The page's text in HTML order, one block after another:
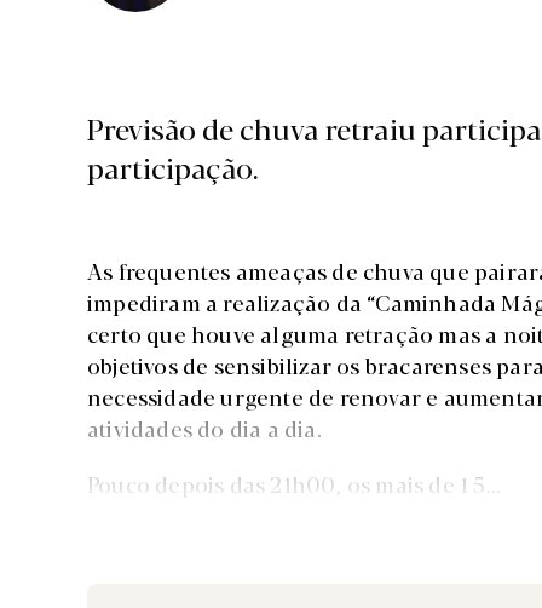
Previsão de chuva retraiu
participação.
As frequentes ameaças de chuva que
impediram a realização da “Caminhada
certo que houve alguma retração mas a
objetivos de sensibilizar os bracarenses
necessidade urgente de renovar e
atividades do dia a dia.
Pouco depois das 21h00, os mais de 1 5...